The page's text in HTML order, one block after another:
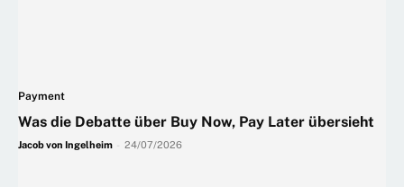
Payment
Was die Debatte über Buy Now, Pay Later übersieht
Jacob von Ingelheim 24/07/2026